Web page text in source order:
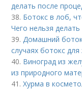
делать после
38. Ботокс в лоб,
Чего нельзя
39.Домашний
случаях ботокс
40. Виноград из
из природного
41.Хурма в